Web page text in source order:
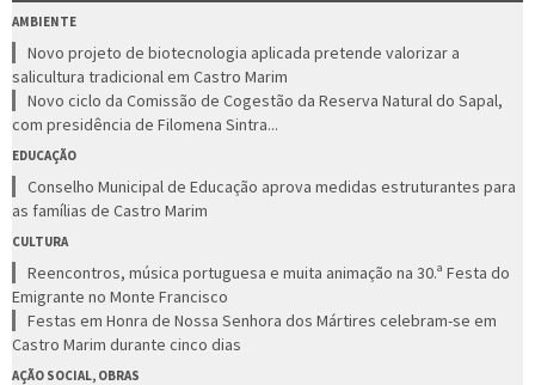
AMBIENTE
Novo projeto de biotecnologia aplicada pretende valorizar a
salicultura tradicional em Castro Marim
Novo ciclo da Comissão de Cogestão da Reserva Natural do Sapal,
com presidência de Filomena Sintra...
EDUCAÇÃO
Conselho Municipal de Educação aprova medidas estruturantes para
as famílias de Castro Marim
CULTURA
Reencontros, música portuguesa e muita animação na 30.ª Festa do
Emigrante no Monte Francisco
Festas em Honra de Nossa Senhora dos Mártires celebram-se em
Castro Marim durante cinco dias
AÇÃO SOCIAL, OBRAS